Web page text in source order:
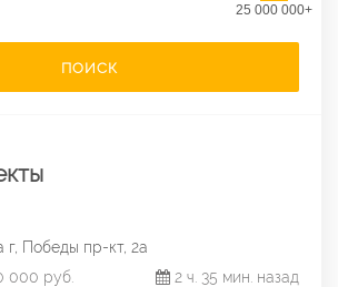
25 000 000+
ПОИСК
г, Победы пр-кт, 2а
000 руб.
2 ч. 35 мин. назад